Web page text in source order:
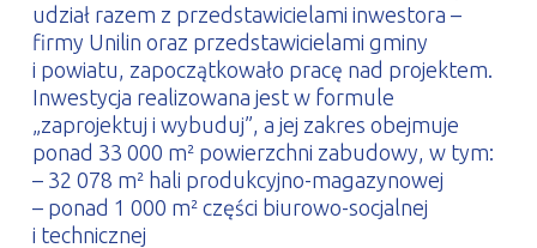
udział razem z przedstawicielami inwestora –
firmy Unilin oraz przedstawicielami gminy
i powiatu, zapoczątkowało pracę nad projektem.
Inwestycja realizowana jest w formule
„zaprojektuj i wybuduj”, a jej zakres obejmuje
ponad 33 000 m² powierzchni zabudowy, w tym:
– 32 078 m² hali produkcyjno-magazynowej
– ponad 1 000 m² części biurowo-socjalnej
i technicznej